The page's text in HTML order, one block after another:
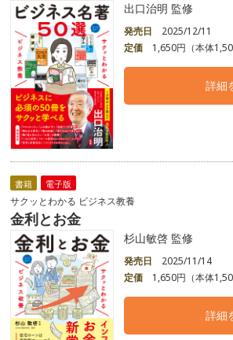
出口治明 監修
発売日
2025/12/11
定価
1,650円（本体
詳細
書籍 電子版
サクッとわかる ビジネス教養
金利とお金
杉山敏啓 監修
発売日
2025/11/14
定価
1,650円（本体
詳細